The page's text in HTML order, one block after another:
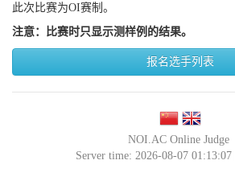
此次比赛为OI赛制。
注意：比赛时只显示测样例的结果。
报名选手列表
NOI.AC Online Judge
Server time: 2026-08-07 01:13:07 |